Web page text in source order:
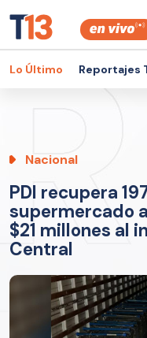
Lo Último Reportajes
Nacional
PDI recupera
supermercado
$21 millones al
Central